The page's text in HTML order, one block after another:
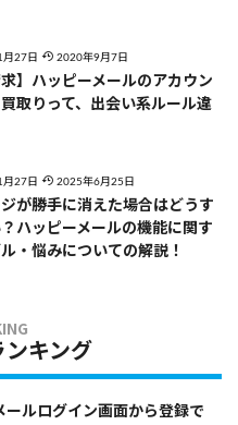
27日 2020年9月7日
求】ハッピーメールのアカウン
買取りって、出会い系ルール違
27日 2025年6月25日
が勝手に消えた場合はどうす
ハッピーメールの機能に関す
・悩みについての解説！
キング
ールログイン画面から登録で